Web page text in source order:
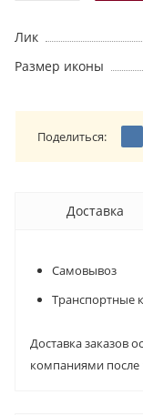
Лик
Размер иконы
Поделиться:
Доставка
Самовывоз
Транспортные
Доставка заказов
компаниями после